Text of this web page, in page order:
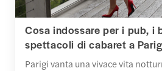
Cosa indossare per i pub, i
spettacoli di cabaret a
Parigi vanta una vivace vita